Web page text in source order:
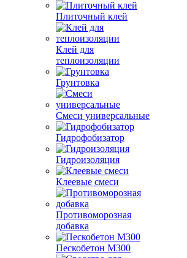
Плиточный клей
Клей для
теплоизоляции
Грунтовка
Смеси универсальные
Гидрофобизатор
Гидроизоляция
Клеевые смеси
Противоморозная
добавка
Пескобетон М300